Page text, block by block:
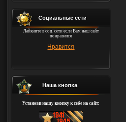
Социальные сети
Лайкните в соц. сети если Вам наш сайт
понравился
Нравится
Наша кнопка
Установи нашу кнопку к себе на сайт: